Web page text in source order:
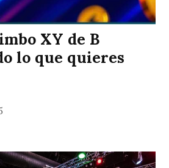
XY de B
lo que quieres